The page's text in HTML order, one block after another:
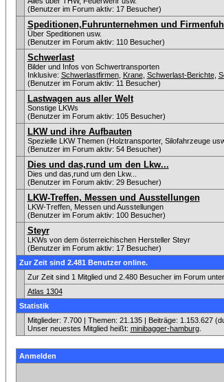
(Benutzer im Forum aktiv: 17 Besucher)
Speditionen,Fuhrunternehmen und
Über Speditionen usw.
(Benutzer im Forum aktiv: 110 Besucher)
Schwerlast
Bilder und Infos von Schwertransporten
Inklusive: Schwerlastfirmen, Krane, Schwerlast-Berichte,
(Benutzer im Forum aktiv: 11 Besucher)
Lastwagen aus aller Welt
Sonstige LKWs
(Benutzer im Forum aktiv: 105 Besucher)
LKW und ihre Aufbauten
Spezielle LKW Themen (Holztransporter, Silofahrzeuge
(Benutzer im Forum aktiv: 54 Besucher)
Dies und das,rund um den Lkw...
Dies und das,rund um den Lkw...
(Benutzer im Forum aktiv: 29 Besucher)
LKW-Treffen, Messen und Ausstellungen
LKW-Treffen, Messen und Ausstellungen
(Benutzer im Forum aktiv: 100 Besucher)
Steyr
LKWs von dem österreichischen Hersteller Steyr
(Benutzer im Forum aktiv: 17 Besucher)
Zur Zeit sind 2.481 Benutzer online.
Zur Zeit sind 1 Mitglied und 2.480 Besucher im Forum
Atlas 1304
Statistik
Mitglieder: 7.700 | Themen: 21.135 | Beiträge: 1.153.627
Unser neuestes Mitglied heißt: minibagger-hamburg.
Anmelden